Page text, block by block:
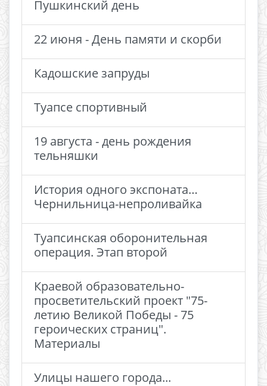
Пушкинский день
22 июня - День памяти и скорби
Кадошские запруды
Туапсе спортивный
19 августа - день рождения
тельняшки
История одного экспоната…
Чернильница-непроливайка
Туапсинская оборонительная
операция. Этап второй
Краевой образовательно-
просветительский проект "75-
летию Великой Победы - 75
героических страниц".
Материалы
Улицы нашего города...